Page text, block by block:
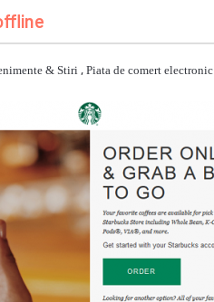
& Stiri , Piata de comert electronic